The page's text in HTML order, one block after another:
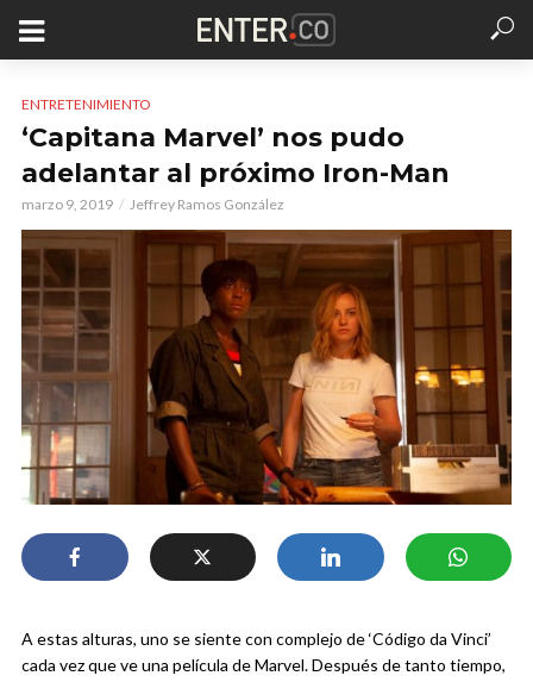
ENTRETENIMIENTO
‘Capitana Marvel’ nos pudo
adelantar al próximo Iron-Man
marzo 9, 2019 Jeffrey Ramos González
A estas alturas, uno se siente con complejo de ‘Código da Vinci’
cada vez que ve una película de Marvel. Después de tanto tiempo,